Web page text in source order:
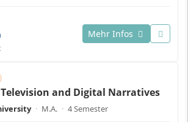
Mehr Infos
and Digital Narratives
· M.A. · 4 Semester